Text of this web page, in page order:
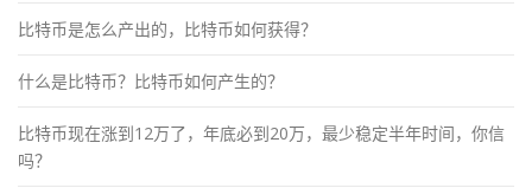
比特币是怎么产出的，比特币如何获得？
什么是比特币？比特币如何产生的？
比特币现在涨到12万了，年底必到20万，最少稳定半年时间，你信
吗？